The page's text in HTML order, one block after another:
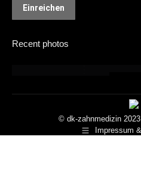
Einreichen
Recent photos
© dk-zahnmedizin
Impressum